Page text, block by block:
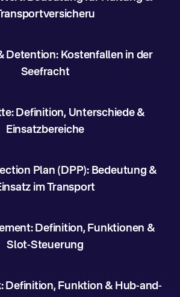
Detention: Kostenfallen in der
Seefracht
Definition, Unterschiede &
Einsatzbereiche
Plan (DPP): Bedeutung &
im Transport
Definition, Funktionen &
Slot-Steuerung
Definition, Funktion & Hub-and-